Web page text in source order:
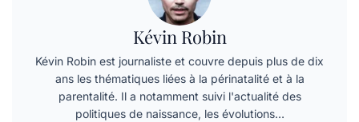
Kévin Robin
Kévin Robin est journaliste et couvre depuis plus de dix
ans les thématiques liées à la périnatalité et à la
parentalité. Il a notamment suivi l'actualité des
politiques de naissance, les évolutions…